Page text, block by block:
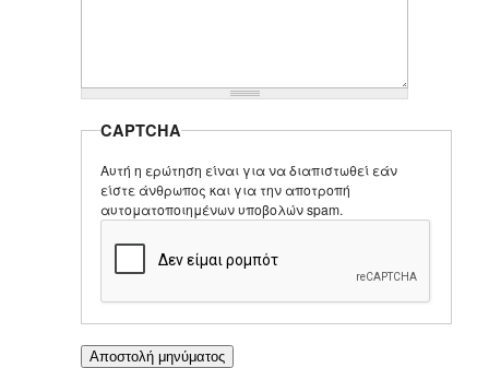
CAPTCHA
Αυτή η ερώτηση είναι για να διαπιστωθεί εάν
είστε άνθρωπος και για την αποτροπή
αυτοματοποιημένων υποβολών spam.